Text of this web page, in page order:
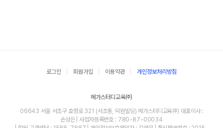
로그인 회원가입 이용약관 개인정보처리방침
메가스터디교육㈜
06643 서울 서초구 효령로 321 (서초동, 덕원빌딩) 메가스터디교육㈜ 대표이사 :
손성은 | 사업자등록번호 : 780-87-00034